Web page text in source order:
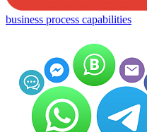
business process capabilities